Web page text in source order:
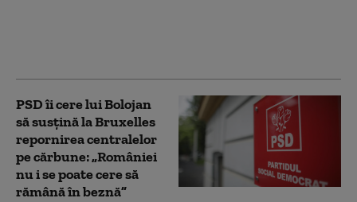
PSD îi cere lui Bolojan
să susțină la Bruxelles
repornirea centralelor
pe cărbune: „României
nu i se poate cere să
rămână în beznă”